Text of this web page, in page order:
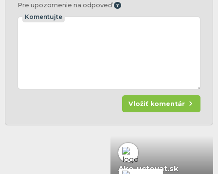
Pre upozornenie na odpoveď
Komentujte
Vložiť komentár
Ako-uctovat.sk